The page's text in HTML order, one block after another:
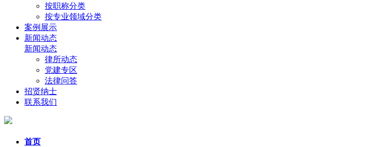
按职称分类
按专业领域分类
案例展示
新闻动态
新闻动态
律所动态
党建专区
法律问答
招贤纳士
联系我们
首页